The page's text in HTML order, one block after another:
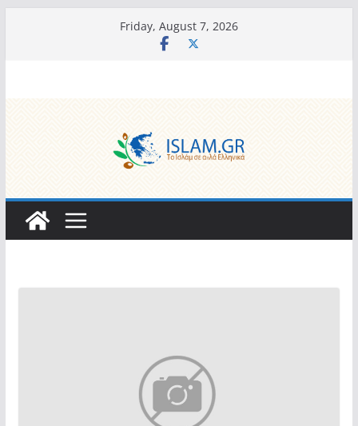
Friday, August 7, 2026